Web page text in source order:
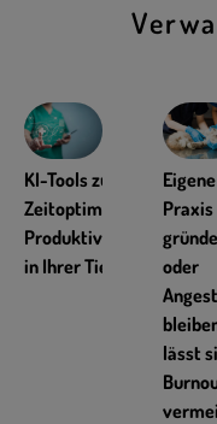
KI-Tools zur
Zeitoptimierung und
in Ihrer Tierarztpraxis
Eigene
Praxis
oder
lässt